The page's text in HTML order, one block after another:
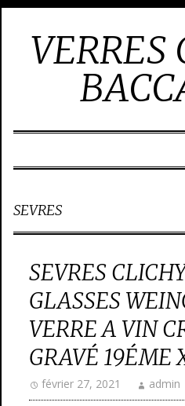
VERRES
SEVRES
SEVRES
GLASSES
VERRE A VIN
GRAVÉ 19ÉME
février 27, 2021 admin